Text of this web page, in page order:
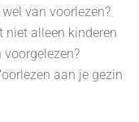
van voorlezen?
niet alleen kinderen
aan je gezin